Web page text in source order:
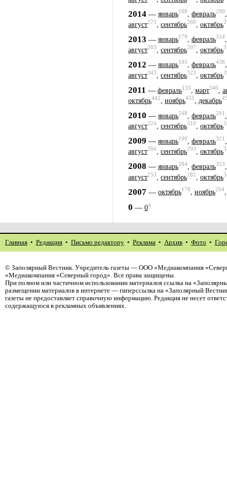
2014 — январь108, февраль290
август273 сентябрь260 октябрь
2013 — январь279, февраль314
август283 сентябрь297 октябрь
2012 — январь105, февраль438
август343, сентябрь323, октябрь
2011 — февраль133 март340
октябрь442, ноябрь455, декабрь
2010 — январь248 февраль291
август324, сентябрь310, октябрь
2009 — январь199 февраль321
август266, сентябрь293, октябрь
2008 — январь284 февраль353
август253 сентябрь282 октябрь
2007 — октябрь178, ноябрь204
0 — 04
Главная • Редакция • Письмо редактору • Реклама • Архив • Фото •
© Заполярный Вестник. Учредитель газеты — ООО «Медиакомпания
«Медиакомпания «Северный город». Все права защищены.
При полном или частичном использовании материалов ссылка на
размещении материалов в интернете — гиперссылка на «Заполярный
газеты не предоставляет справочную информацию. Редакция не несет
содержащуюся в рекламных объявлениях.